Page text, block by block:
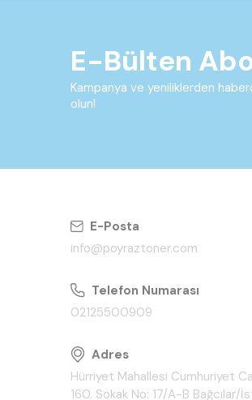
E-Bülten
Kampanya ve yeniliklerden
olun!
E-Posta
info@poyraztoner.com
Telefon Numarası
02125500909
Adres
Hürriyet Mahallesi Cumhuriyet
160. Sokak No: 17/A-B Bağcılar/